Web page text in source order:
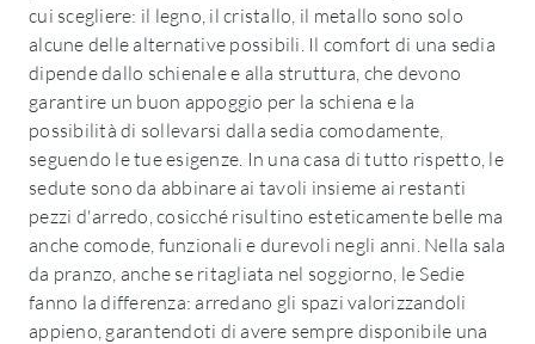
cui scegliere: il legno, il cristallo, il metallo sono solo
alcune delle alternative possibili. Il comfort di una sedia
dipende dallo schienale e alla struttura, che devono
garantire un buon appoggio per la schiena e la
possibilità di sollevarsi dalla sedia comodamente,
seguendo le tue esigenze. In una casa di tutto rispetto, le
sedute sono da abbinare ai tavoli insieme ai restanti
pezzi d'arredo, cosicché risultino esteticamente belle ma
anche comode, funzionali e durevoli negli anni. Nella sala
da pranzo, anche se ritagliata nel soggiorno, le Sedie
fanno la differenza: arredano gli spazi valorizzandoli
appieno, garantendoti di avere sempre disponibile una